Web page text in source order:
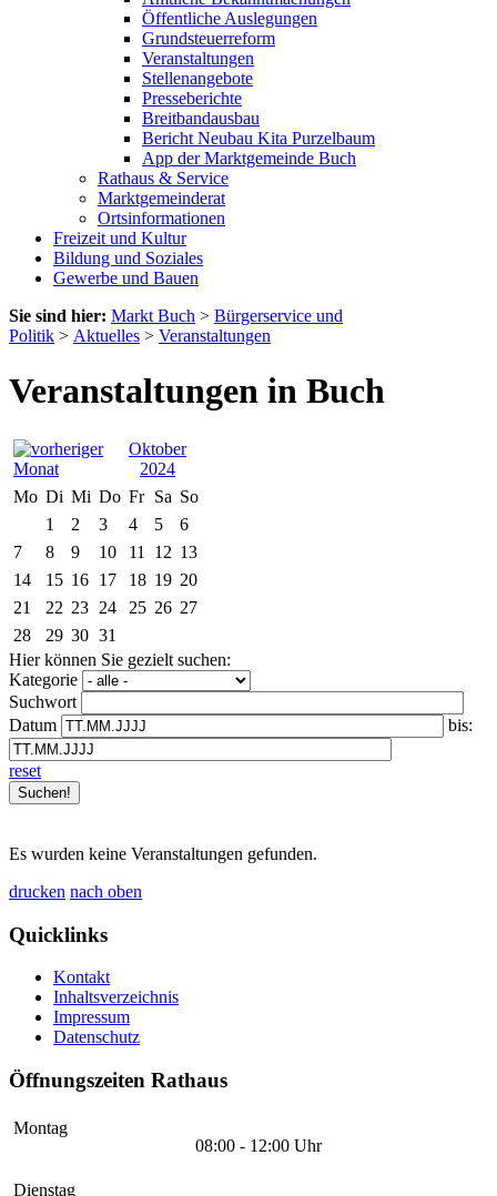
Öffentliche Auslegungen
Grundsteuerreform
Veranstaltungen
Stellenangebote
Presseberichte
Breitbandausbau
Bericht Neubau Kita Purzelbaum
App der Marktgemeinde Buch
Rathaus & Service
Marktgemeinderat
Ortsinformationen
Freizeit und Kultur
Bildung und Soziales
Gewerbe und Bauen
Sie sind hier: Markt Buch > Bürgerservice und
Politik > Aktuelles > Veranstaltungen
Veranstaltungen in Buch
Oktober
2024
Mo Di Mi Do Fr Sa So
1
2 3 4 5
6
7
8 9 10 11 12 13
14
15 16 17 18 19 20
21
22 23 24 25 26 27
28
29 30 31
Hier können Sie gezielt suchen:
Kategorie
Suchwort
Datum
bis:
reset
Es wurden keine Veranstaltungen gefunden.
drucken nach oben
Quicklinks
Kontakt
Inhaltsverzeichnis
Impressum
Datenschutz
Öffnungszeiten Rathaus
Montag
08:00 - 12:00 Uhr
Dienstag